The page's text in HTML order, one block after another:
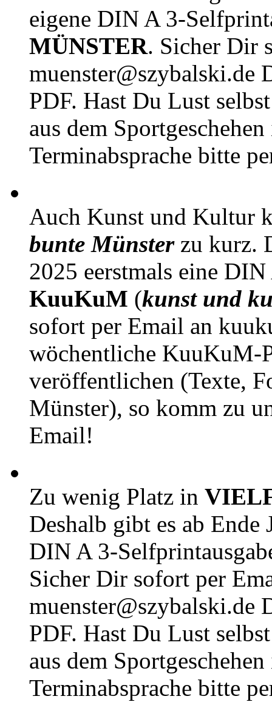
eigene DIN A 3-
MÜNSTER. Sicher Dir
muenster@szybalski.de
PDF. Hast Du Lust
aus dem
Terminabsprache bitte
Auch Kunst und Kultur
bunte Münsterzu kurz.
2025 eerstmals eine
KuuKuM (kunst und
sofort per Email an
wöchentliche KuuKuM-
veröffentlichen (Texte,
Münster), so komm zu
Email!
Zu wenig Platz in
Deshalb gibt es ab Ende
DIN A 3-
Sicher Dir sofort per
muenster@szybalski.de
PDF. Hast Du Lust
aus dem
Terminabsprache bitte